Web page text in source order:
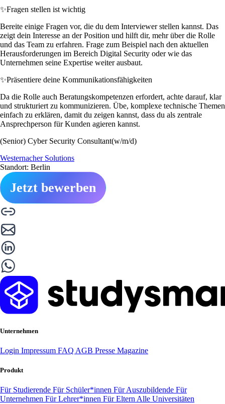
✨Fragen stellen ist wichtig
Bereite einige Fragen vor, die du dem Interviewer stellen kannst. Das
zeigt dein Interesse an der Position und hilft dir, mehr über die Rolle
und das Team zu erfahren. Frage zum Beispiel nach den aktuellen
Herausforderungen im Bereich Digital Security oder wie das
Unternehmen seine Expertise weiter ausbaut.
✨Präsentiere deine Kommunikationsfähigkeiten
Da die Rolle auch Beratungskompetenzen erfordert, achte darauf, klar
und strukturiert zu kommunizieren. Übe, komplexe technische Themen
einfach zu erklären, damit du zeigen kannst, dass du als zentrale
Ansprechperson für Kunden agieren kannst.
(Senior) Cyber Security Consultant(w/m/d)
Westernacher Solutions
Standort: Berlin
Jetzt bewerben
Unternehmen
Login Impressum FAQ AGB Presse Magazine
Produkt
Für Studierende Für Schüler*innen Für Auszubildende Für
Unternehmen Für Lehrer*innen Für Eltern Alle Universitäten